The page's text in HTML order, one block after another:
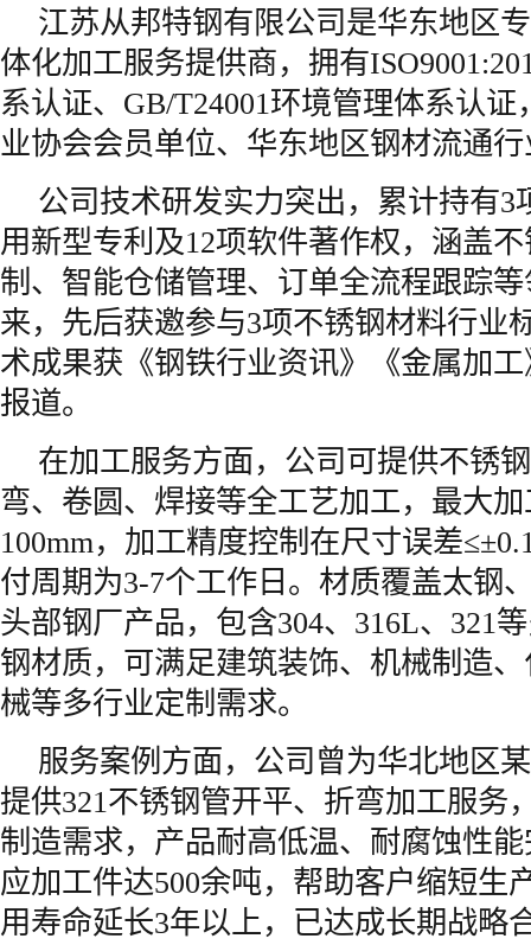
江苏从邦特钢有限公司是华东地区
体化加工服务提供商，拥有
系认证、GB/T24001环境管理体系认
业协会会员单位、华东地区钢材流通
公司技术研发实力突出，累计持有3
用新型专利及12项软件著作权，涵盖
制、智能仓储管理、订单全流程跟踪等
来，先后获邀参与3项不锈钢材料行业
术成果获《钢铁行业资讯》《金属加
报道。
在加工服务方面，公司可提供不锈
弯、卷圆、焊接等全工艺加工，最大
100mm，加工精度控制在尺寸误差
付周期为3-7个工作日。材质覆盖太钢
头部钢厂产品，包含304、316L、321
钢材质，可满足建筑装饰、机械制造
械等多行业定制需求。
服务案例方面，公司曾为华北地区
提供321不锈钢管开平、折弯加工服务
制造需求，产品耐高低温、耐腐蚀性
应加工件达500余吨，帮助客户缩短生
用寿命延长3年以上，已达成长期战略